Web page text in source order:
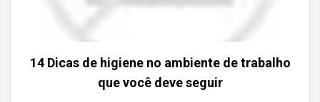
14 Dicas de higiene no ambiente de trabalho
que você deve seguir